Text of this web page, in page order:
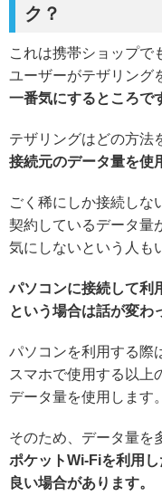
ク？
これは携帯ショップで
ユーザーがテザリング
一番気にするところで
テザリングはどの方法
接続元のデータ量を使
ごく稀にしか接続しな
契約しているデータ量
気にしないという人も
パソコンに接続して利
という場合は話が変わ
パソコンを利用する際
スマホで使用する以上
データ量を使用します。
そのため、データ量を
ポケットWi-Fiを利用
良い場合があります。